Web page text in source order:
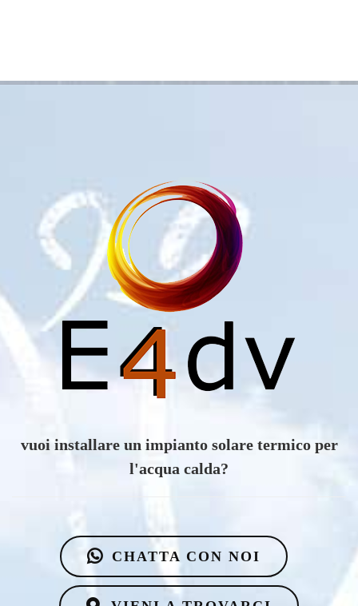
vuoi scoprire i vantaggi di un impianto eolico?
CHATTA CON NOI
VIENI A TROVARCI